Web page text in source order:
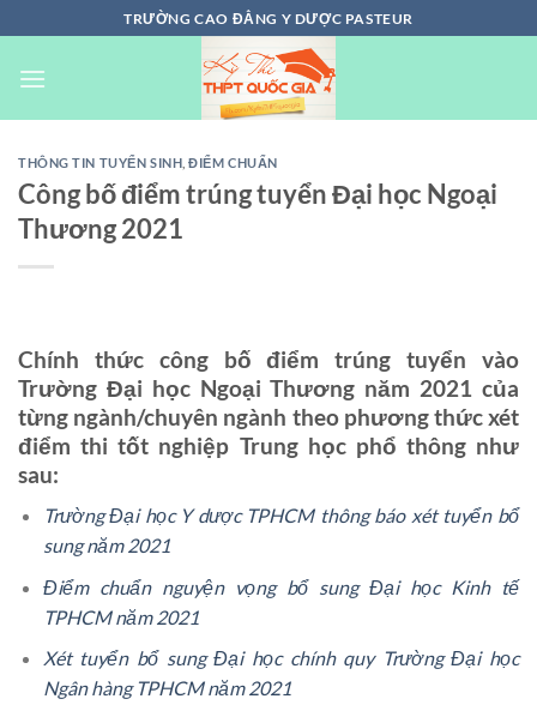
đến
nội
TRƯỜNG CAO ĐẲNG Y DƯỢC PASTEUR
THÔNG TIN TUYỂN SINH ,ĐIỂM CHUẨN
Công bố điểm trúng tuyển Đại học Ngoại
Thương 2021
Chính thức công bố điểm trúng tuyển vào
Trường Đại học Ngoại Thương năm 2021 của
từng ngành/chuyên ngành theo phương thức xét
điểm thi tốt nghiệp Trung học phổ thông như
sau:
Trường Đại học Y dược TPHCM thông báo xét tuyển bổ
sung năm 2021
Điểm chuẩn nguyện vọng bổ sung Đại học Kinh tế
TPHCM năm 2021
Xét tuyển bổ sung Đại học chính quy Trường Đại học
Ngân hàng TPHCM năm 2021